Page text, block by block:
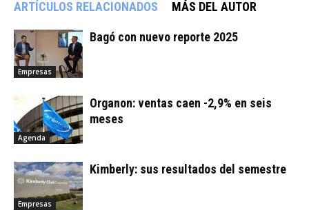
ARTÍCULOS RELACIONADOS MÁS DEL AUTOR
Empresas
Bagó con nuevo reporte 2025
Agenda
Organon: ventas caen -2,9% en seis
meses
Empresas
Kimberly: sus resultados del semestre